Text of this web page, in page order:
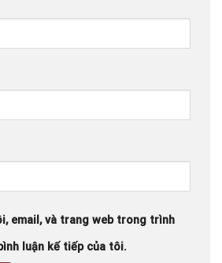
email, và trang web trong trình
luận kế tiếp của tôi.